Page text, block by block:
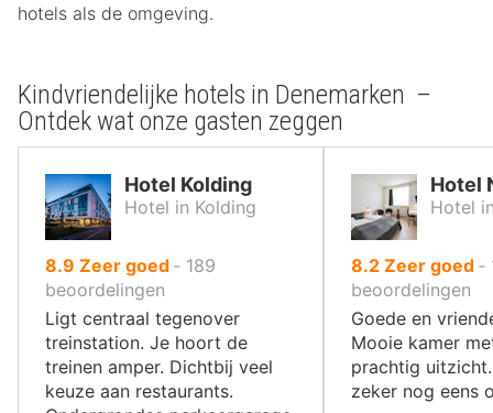
hotels als de omgeving.
Kindvriendelijke hotels in Denemarken –
Ontdek wat onze gasten zeggen
Hotel Kolding
Hotel in Kolding
8.9 uit
10
,
Zeer goed ‐ 189
beoordelingen
Ligt centraal tegenover
treinstation. Je hoort de
treinen amper. Dichtbij veel
keuze aan restaurants.
Hotel
Hotel
8.2uit
10
,
Zeer goed ‐
beoordelingen
Goede en
Mooie kamer
prachtig
zeker nog eens